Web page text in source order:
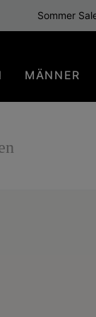
Sommer
MÄNNER